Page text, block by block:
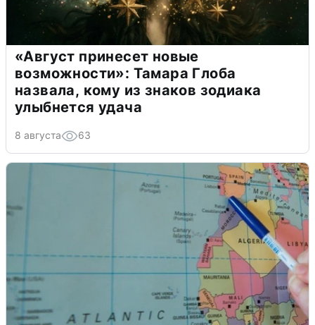
«Август принесет новые
возможности»: Тамара Глоба
назвала, кому из знаков зодиака
улыбнется удача
8 августа 63